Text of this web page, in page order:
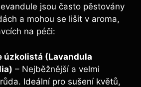
jsou často pěstovány
a mohou se lišit v aroma,
na péči:
úzkolistá (Lavandula
– Nejběžnější a velmi
Ideální pro sušení květů,